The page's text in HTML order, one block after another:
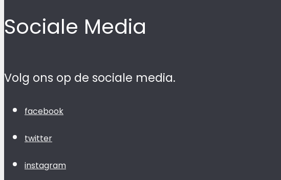
Sociale Media
Volg ons op de sociale media.
facebook
twitter
instagram